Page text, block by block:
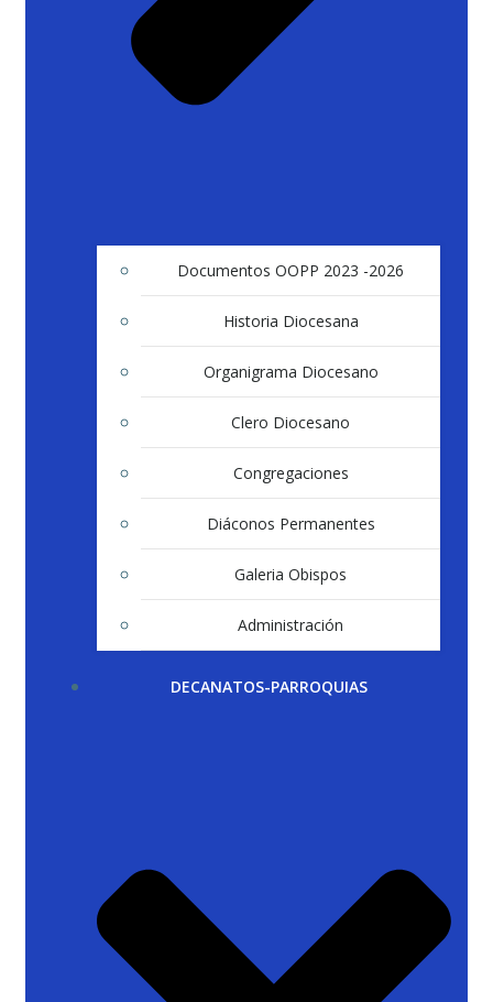
Documentos OOPP 2023 -2026
Historia Diocesana
Organigrama Diocesano
Clero Diocesano
Congregaciones
Diáconos Permanentes
Galeria Obispos
Administración
DECANATOS-PARROQUIAS